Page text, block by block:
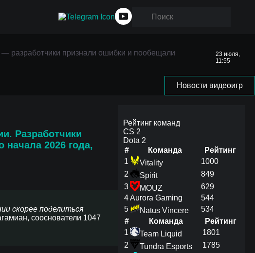
— разработчики признали ошибки и пообещали
23 июля,
11:55
Новости видеоигр
. Разработчики
начала 2026 года,
скорее поделиться
сооснователи 1047
Рейтинг команд
CS 2
Dota 2
#
Команда
Рейтинг
1
Vitality
1000
2
Spirit
849
3
MOUZ
629
4Aurora Gaming
544
5
Natus Vincere
534
#
Команда
Рейтинг
1
Team Liquid
1801
2
Tundra Esports
1785